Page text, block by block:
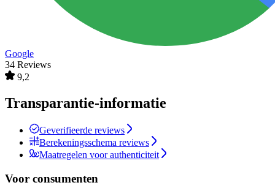
Google
34 Reviews
9,2
Transparantie-informatie
Geverifieerde reviews
Berekeningsschema reviews
Maatregelen voor authenticiteit
Voor consumenten